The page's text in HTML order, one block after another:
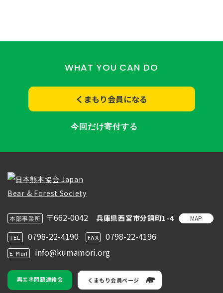
WHAT YOU CAN DO
くまもり会員になる
今回だけ寄付する
本部事業所 〒662-0042 兵庫県西宮市分銅町1-4 MAP
TEL 0798-22-4190 FAX 0798-22-4196
E-Mail info@kumamori.org
再エネ問題連絡会 くまもり会員ページ